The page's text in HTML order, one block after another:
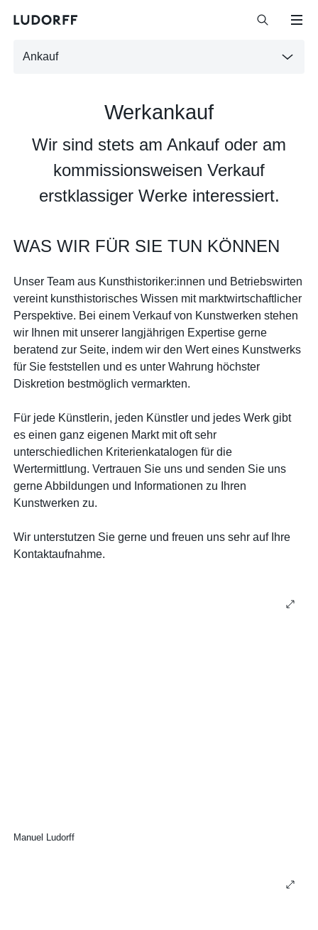
Ankauf
Werkankauf
Wir sind stets am Ankauf oder am
kommissionsweisen Verkauf
erstklassiger Werke interessiert.
WAS WIR FÜR SIE TUN KÖNNEN
Unser Team aus Kunsthistoriker:innen und Betriebswirten
vereint kunsthistorisches Wissen mit marktwirtschaftlicher
Perspektive. Bei einem Verkauf von Kunstwerken stehen
wir Ihnen mit unserer langjährigen Expertise gerne
beratend zur Seite, indem wir den Wert eines Kunstwerks
für Sie feststellen und es unter Wahrung höchster
Diskretion bestmöglich vermarkten.
Für jede Künstlerin, jeden Künstler und jedes Werk gibt
es einen ganz eigenen Markt mit oft sehr
unterschiedlichen Kriterienkatalogen für die
Wertermittlung. Vertrauen Sie uns und senden Sie uns
gerne Abbildungen und Informationen zu Ihren
Kunstwerken zu.
Wir unterstutzen Sie gerne und freuen uns sehr auf Ihre
Kontaktaufnahme.
Manuel Ludorff